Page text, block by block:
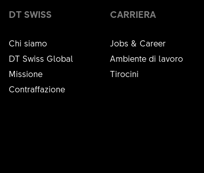
DT SWISS
Chi siamo
DT Swiss Global
Missione
Contraffazione
CARRIERA
Jobs & Career
Ambiente di lavoro
Tirocini